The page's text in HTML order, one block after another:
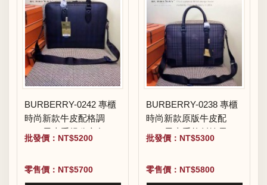
BURBERRY-0242 專櫃
時尚新款牛皮配格調
PVC男士手提公文包
批發價：NT$5200
零售價：NT$5700
BURBERRY-0238 專櫃
時尚新款原版牛皮配
PVC男士手拎斜挎電腦
包
批發價：NT$5300
零售價：NT$5800